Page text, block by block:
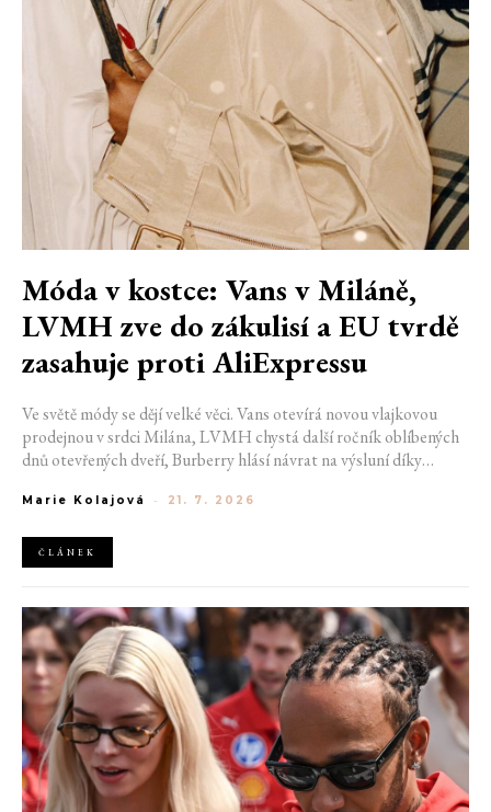
Móda v kostce: Vans v Miláně,
LVMH zve do zákulisí a EU tvrdě
zasahuje proti AliExpressu
Ve světě módy se dějí velké věci. Vans otevírá novou vlajkovou
prodejnou v srdci Milána, LVMH chystá další ročník oblíbených
dnů otevřených dveří, Burberry hlásí návrat na výsluní díky
AliExpress.
Marie Kolajová - 21. 7. 2026
ČLÁNEK